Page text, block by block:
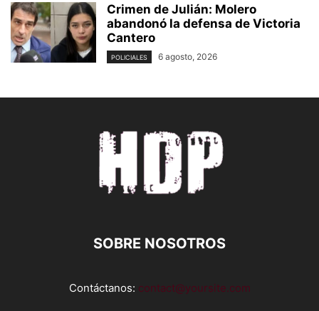
Crimen de Julián: Molero
abandonó la defensa de Victoria
Cantero
POLICIALES 6 agosto, 2026
SOBRE NOSOTROS
Contáctanos: contact@yoursite.com